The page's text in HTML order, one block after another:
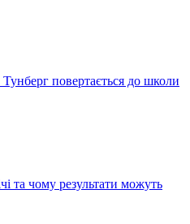
повертається до школи
та чому результати можуть